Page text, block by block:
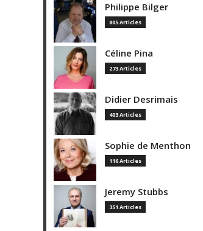
Philippe Bilger
805 Articles
Céline Pina
273 Articles
Didier Desrimais
403 Articles
Sophie de Menthon
116 Articles
Jeremy Stubbs
351 Articles